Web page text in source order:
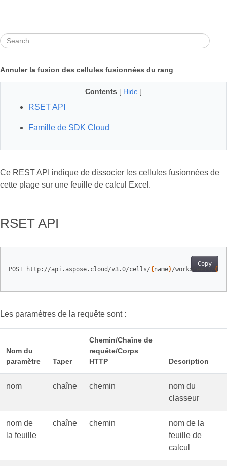
Annuler la fusion des cellules fusionnées du rang
Contents [ Hide ]
RSET API
Famille de SDK Cloud
Ce REST API indique de dissocier les cellules fusionnées de
cette plage sur une feuille de calcul Excel.
RSET API
Copy
POST http://api.aspose.cloud/v3.0/cells/{ name}/worksheets/ {
Les paramètres de la requête sont :
Nom du
paramètre
Taper
Chemin/Chaîne de
requête/Corps
HTTP
Description
nom chaîne chemin
nom du
classeur
nom de
la feuille
chaîne chemin
nom de la
feuille de
calcul